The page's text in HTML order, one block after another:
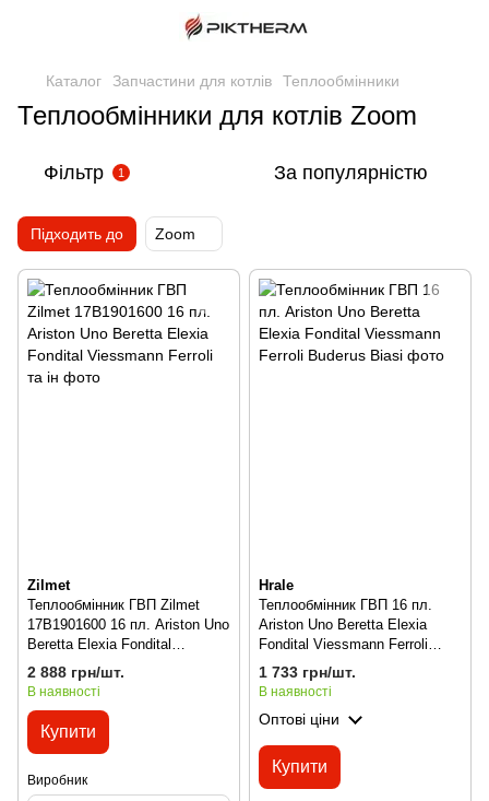
Каталог Запчастини для котлів Теплообмінники
Теплообмінники для котлів Zoom
Фільтр 1 За популярністю
Підходить до Zoom
Zilmet
Теплообмінник ГВП Zilmet
17B1901600 16 пл. Ariston Uno
Beretta Elexia Fondital
Viessmann Ferroli та ін
2 888 грн/шт.
В наявності
Купити
Виробник
Hrale
Теплообмінник ГВП 16 пл.
Ariston Uno Beretta Elexia
Fondital Viessmann Ferroli
Buderus Biasi
1 733 грн/шт.
В наявності
Оптові ціни
Купити